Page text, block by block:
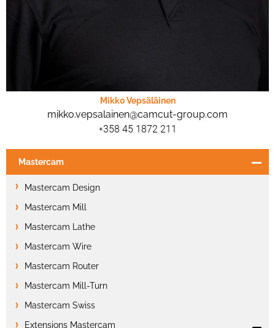
Mastercam
Mastercam Design
Mastercam Mill
Mastercam Lathe
Mastercam Wire
Mastercam Router
Mastercam Mill-Turn
Mastercam Swiss
Extensions Mastercam
Mikko Vepsäläinen
mikko.vepsalainen@camcut-group.com
+358 45 1872 211